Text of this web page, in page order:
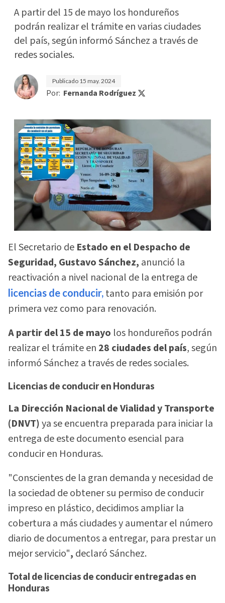
A partir del 15 de mayo los hondureños
podrán realizar el trámite en varias ciudades
del país, según informó Sánchez a través de
redes sociales.
Publicado 15 may. 2024
Por: Fernanda Rodríguez
El Secretario de Estado en el Despacho de
Seguridad, Gustavo Sánchez, anunció la
reactivación a nivel nacional de la entrega de
licencias de conducir, tanto para emisión por
primera vez como para renovación.
A partir del 15 de mayo los hondureños podrán
realizar el trámite en 28 ciudades del país, según
informó Sánchez a través de redes sociales.
Licencias de conducir en Honduras
La Dirección Nacional de Vialidad y Transporte
(DNVT)ya se encuentra preparada para iniciar la
entrega de este documento esencial para
conducir en Honduras.
"Conscientes de la gran demanda y necesidad de
la sociedad de obtener su permiso de conducir
impreso en plástico, decidimos ampliar la
cobertura a más ciudades y aumentar el número
diario de documentos a entregar, para prestar un
mejor servicio", declaró Sánchez.
Total de licencias de conducir entregadas en
Honduras